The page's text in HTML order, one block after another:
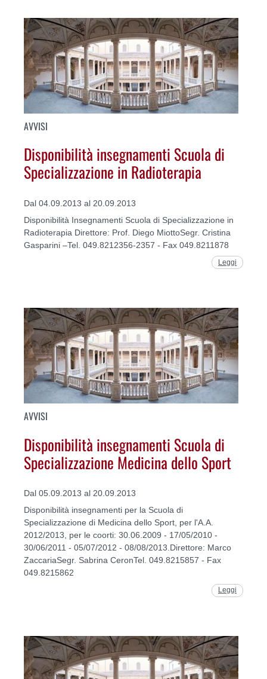
AVVISI
Disponibilità insegnamenti Scuola di
Specializzazione in Radioterapia
Dal 04.09.2013 al 20.09.2013
Disponibilità Insegnamenti Scuola di Specializzazione in
Radioterapia Direttore: Prof. Diego MiottoSegr. Cristina
Gasparini –Tel. 049.8212356-2357 - Fax 049.8211878
Leggi
AVVISI
Disponibilità insegnamenti Scuola di
Specializzazione Medicina dello Sport
Dal 05.09.2013 al 20.09.2013
Disponibilità insegnamenti per la Scuola di
Specializzazione di Medicina dello Sport, per l'A.A.
2012/2013, per le coorti: 30.06.2009 - 17/05/2010 -
30/06/2011 - 05/07/2012 - 08/08/2013.Direttore: Marco
ZaccariaSegr. Sabrina CeronTel. 049.8215857 - Fax
049.8215862
Leggi